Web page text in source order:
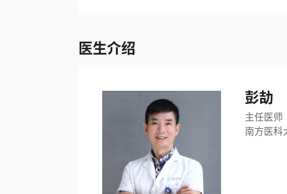
医生介绍
彭劼
主任医师
南方医科